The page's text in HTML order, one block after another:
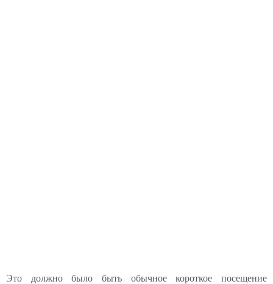
Это должно было быть обычное короткое посещение